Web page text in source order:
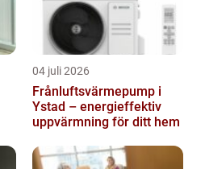
04 juli 2026
Frånluftsvärmepump i
Ystad – energieffektiv
uppvärmning för ditt hem